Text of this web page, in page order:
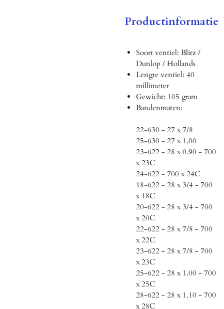
Productinformatie
Soort ventiel: Blitz /
Dunlop / Hollands
Lengte ventiel: 40
millimeter
Gewicht: 105 gram
Bandenmaten:
22-630 - 27 x 7/8
25-630 - 27 x 1.00
23-622 - 28 x 0.90 - 700
x 23C
24-622 - 700 x 24C
18-622 - 28 x 3/4 - 700
x 18C
20-622 - 28 x 3/4 - 700
x 20C
22-622 - 28 x 7/8 - 700
x 22C
23-622 - 28 x 7/8 - 700
x 23C
25-622 - 28 x 1.00 - 700
x 25C
28-622 - 28 x 1.10 - 700
x 28C